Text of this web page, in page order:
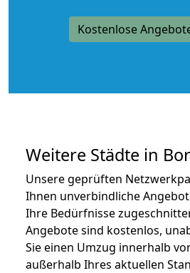
Kostenlose
Weitere Städte in
Unsere geprüften
Ihnen unverbindliche
Ihre Bedürfnisse
Angebote sind kostenlos,
Sie einen Umzug innerhalb
außerhalb Ihres aktuellen